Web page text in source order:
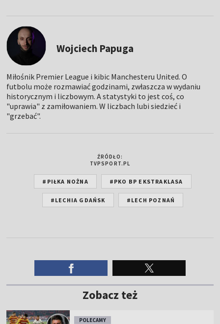
Wojciech Papuga
Miłośnik Premier League i kibic Manchesteru United. O
futbolu może rozmawiać godzinami, zwłaszcza w wydaniu
historycznym i liczbowym. A statystyki to jest coś, co
"uprawia" z zamiłowaniem. W liczbach lubi siedzieć i
"grzebać".
ŹRÓDŁO:
TVPSPORT.PL
#PIŁKA NOŻNA #PKO BP EKSTRAKLASA
#LECHIA GDAŃSK #LECH POZNAŃ
Zobacz też
POLECAMY